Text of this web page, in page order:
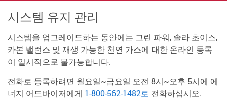
시스템 유지 관리
시스템을 업그레이드하는 동안에는 그린 파워, 솔라 초이스,
카본 밸런스 및 재생 가능한 천연 가스에 대한 온라인 등록
이 일시적으로 불가능합니다.
전화로 등록하려면 월요일~금요일 오전 8시~오후 5시에 에
너지 어드바이저에게 1-800-562-1482로 전화하십시오.